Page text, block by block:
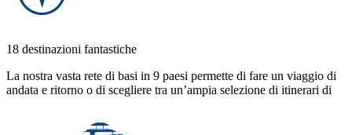
18 destinazioni fantastiche
La nostra vasta rete di basi in 9 paesi permette di fare un viaggio di
andata e ritorno o di scegliere tra un’ampia selezione di itinerari di